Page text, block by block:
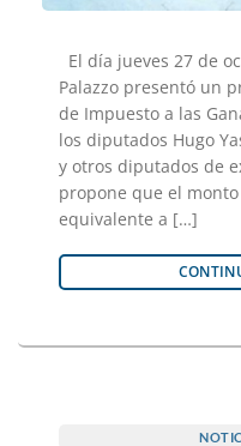
El día jueves 27 de
Palazzo presentó un
de Impuesto a las
los diputados Hugo
y otros diputados de
propone que el
equivalente a […]